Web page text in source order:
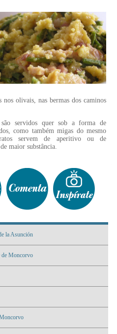
nos olivais, nas bermas dos caminos
são servidos quer sob a forma de
como também migas do mesmo
servem de aperitivo ou de
maior substância.
la Asunción
de Moncorvo